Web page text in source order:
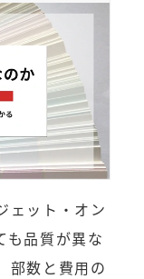
ェット・オン
も品質が異な
部数と費用の